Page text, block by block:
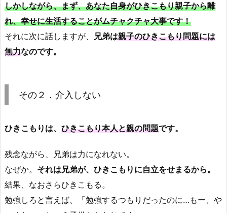
しかしながら、まず、あなた自身がひきこもり親子から離
れ、幸せに生活することがムチャクチャ大事です！
それに次に話しますが、 兄弟は親子のひきこもり問題には
無力なのです。
その２．介入しない
ひきこもりは、 ひきこもり本人と親の問題です。
残念ながら、兄弟は力になれない。
なぜか。 それは兄弟が、ひきこもりに自立をせまるから。
結果、なおさらひきこもる。
勉強しろと言えば、「勉強するつもりだったのに…もー、や